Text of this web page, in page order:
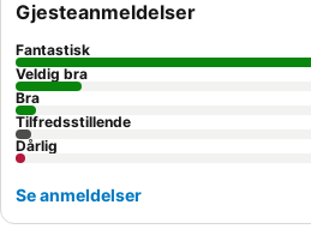
Gjesteanmeldelser
Fantastisk
Veldig bra
Bra
Tilfredsstillende
Dårlig
Se anmeldelser